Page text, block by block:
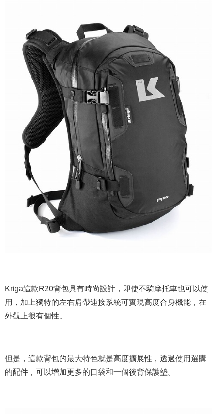
Kriga這款R20背包具有時尚設計，即使不騎摩托車也可以使
用，加上獨特的左右肩帶連接系統可實現高度合身機能，在
外觀上很有個性。
但是，這款背包的最大特色就是高度擴展性，透過使用選購
的配件，可以增加更多的口袋和一個後背保護墊。